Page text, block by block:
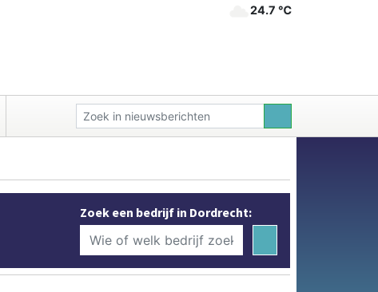
24.7 ℃
Zoek een bedrijf in Dordrecht: